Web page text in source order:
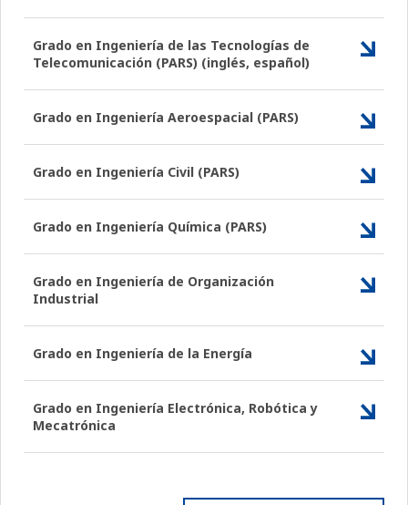
Grado en Ingeniería de las Tecnologías de
Telecomunicación (PARS) (inglés, español)
Grado en Ingeniería Aeroespacial (PARS)
Grado en Ingeniería Civil (PARS)
Grado en Ingeniería Química (PARS)
Grado en Ingeniería de Organización
Industrial
Grado en Ingeniería de la Energía
Grado en Ingeniería Electrónica, Robótica y
Mecatrónica